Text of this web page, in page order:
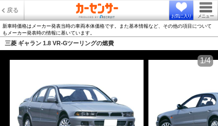
戻る
お気に入り メニュー
新車時価格はメーカー発表当時の車両本体価格です。また基本情報など、その他の項目について
もメーカー発表時の情報に基いています。
三菱 ギャラン 1.8 VR-Gツーリングの燃費
1/4